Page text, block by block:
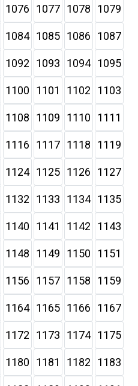
1076 1077 1078 1079
1084 1085 1086 1087
1092 1093 1094 1095
1100 1101 1102 1103
1108 1109 1110 1111
1116 1117 1118 1119
1124 1125 1126 1127
1132 1133 1134 1135
1140 1141 1142 1143
1148 1149 1150 1151
1156 1157 1158 1159
1164 1165 1166 1167
1172 1173 1174 1175
1180 1181 1182 1183